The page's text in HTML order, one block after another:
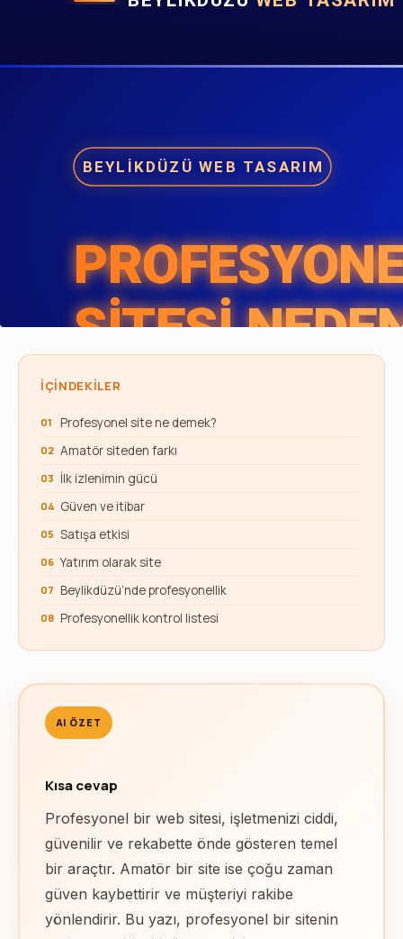
İÇINDEKILER
Profesyonel site ne demek?
Amatör siteden farkı
İlk izlenimin gücü
Güven ve itibar
Satışa etkisi
Yatırım olarak site
Beylikdüzü’nde profesyonellik
Profesyonellik kontrol listesi
AI ÖZET
Kısa cevap
Profesyonel bir web sitesi, işletmenizi ciddi,
güvenilir ve rekabette önde gösteren temel
bir araçtır. Amatör bir site ise çoğu zaman
güven kaybettirir ve müşteriyi rakibe
yönlendirir. Bu yazı, profesyonel bir sitenin